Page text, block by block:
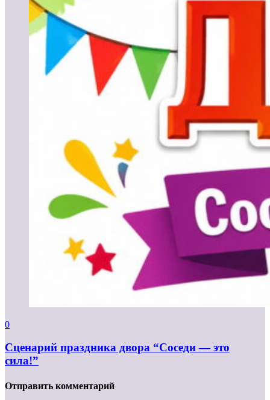
0
Сценарий праздника двора “Соседи — это
сила!”
Отправить комментарий